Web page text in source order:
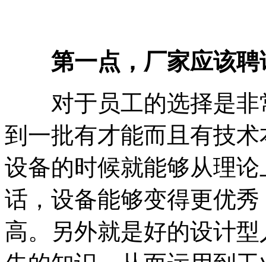
第一点，厂家应该
对于员工的选择是非
到一批有才能而且有技
设备的时候就能够从理
话，设备能够变得更优
高。另外就是好的设计